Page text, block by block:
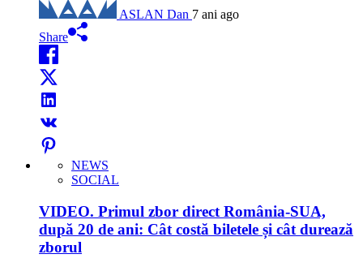
ASLAN Dan 7 ani ago
Share
NEWS
SOCIAL
VIDEO. Primul zbor direct România-SUA,
după 20 de ani: Cât costă biletele și cât durează
zborul